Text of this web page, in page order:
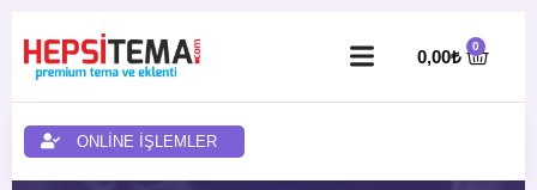
0,00₺
ONLİNE İŞLEMLER